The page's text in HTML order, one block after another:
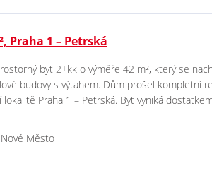
Praha 1 – Petrská
byt 2+kk o výměře 42 m², který se
budovy s výtahem. Dům prošel kompletní
Praha 1 – Petrská. Byt vyniká
Město